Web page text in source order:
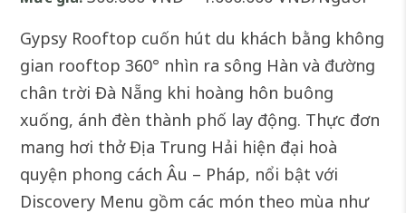
Gypsy Rooftop cuốn hút du khách bằng không
gian rooftop 360° nhìn ra sông Hàn và đường
chân trời Đà Nẵng khi hoàng hôn buông
xuống, ánh đèn thành phố lay động. Thực đơn
mang hơi thở Địa Trung Hải hiện đại hoà
quyện phong cách Âu – Pháp, nổi bật với
Discovery Menu gồm các món theo mùa như